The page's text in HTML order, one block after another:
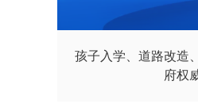
孩子入学、道路改造
府权